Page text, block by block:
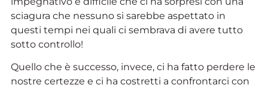
sciagura che nessuno si sarebbe aspettato in
questi tempi nei quali ci sembrava di avere tutto
sotto controllo!
Quello che è successo, invece, ci ha fatto perdere le
nostre certezze e ci ha costretti a confrontarci con